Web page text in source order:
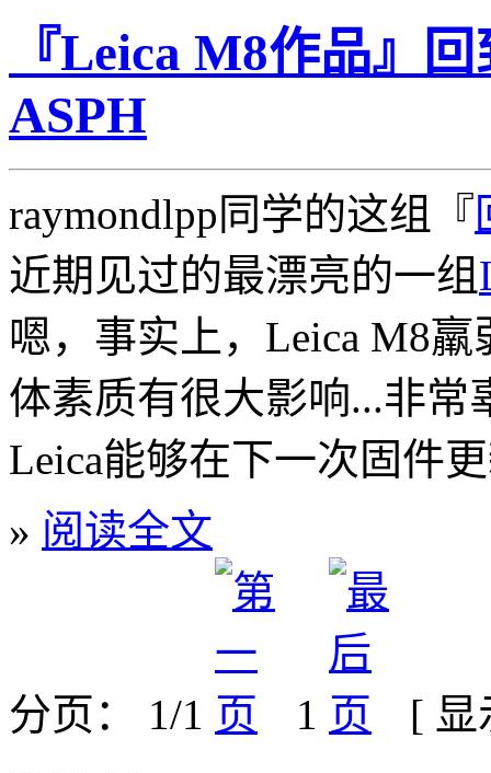
『Leica M8作品』
ASPH
raymondlpp同学的这组『
近期见过的最漂亮的一组
嗯，事实上，Leica M8
体素质有很大影响...非
Leica能够在下一次固件
» 阅读全文
分页： 1/1 1 [